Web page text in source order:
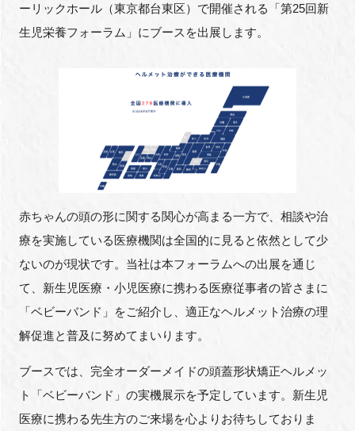
特別会員
イベントお知らせメール登録
ーリックホール（東京都台東区）で開催される「第25回新
生児栄養フォーラム」にブースを出展します。
赤ちゃんの頭の形に関する関心が高まる一方で、相談や治
療を実施している医療機関は全国的に見ると依然として少
ないのが現状です。当社は本フォーラムへの出展を通じ
て、新生児医療・小児医療に携わる医療従事者の皆さまに
「ベビーバンド」をご紹介し、適正なヘルメット治療の理
解促進と普及に努めてまいります。
ブースでは、完全オーダーメイドの頭蓋形状矯正ヘルメッ
ト「ベビーバンド」の実機展示を予定しています。新生児
医療に携わる先生方のご来場を心よりお待ちしておりま